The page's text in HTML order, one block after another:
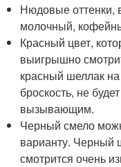
Нюдовые оттенки,
молочный,
Красный цвет,
выигрышно
красный шеллак
броскость, не
вызывающим.
Черный смело
варианту. Черный
смотрится очень